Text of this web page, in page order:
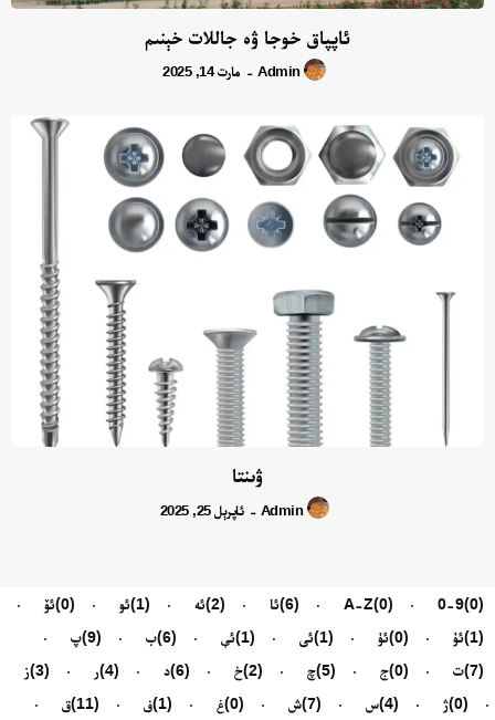
ئاپپاق خوجا ۋە جاللات خېنىم
Admin
- مارت 14, 2025
ۋىنتا
Admin
- ئاپرېل 25, 2025
0-9 (0)
A-Z (0) ئا (6) ئە (2) ئو (1) ئۆ
(0)
ئۇ
(1) ئۈ (0) ئى (1) ئې (1) ب (6) پ
(9)
ت
(7) ج (0) چ (5) خ (2) د (6) ر (4) ز
(3)
ژ
(0) س (4) ش (7) غ (0) ف (1) ق
(11)